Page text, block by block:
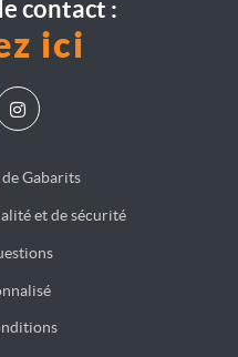
contact :
ici
Gabarits
et de sécurité